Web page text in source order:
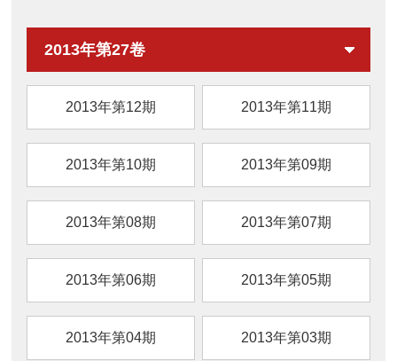
2013年第27卷
2013年第12期 2013年第11期
2013年第10期 2013年第09期
2013年第08期 2013年第07期
2013年第06期 2013年第05期
2013年第04期 2013年第03期